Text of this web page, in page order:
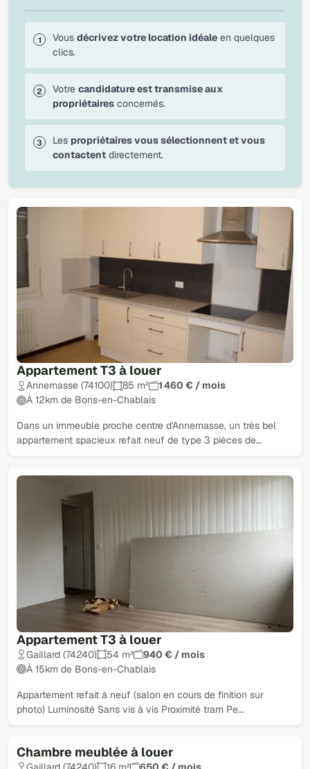
Appartement T3 à louer
Annemasse (74100) 85 m²
1 460 € / mois
À 12km de Bons-en-Chablais
Dans un immeuble proche centre d'Annemasse, un très bel
appartement spacieux refait neuf de type 3 pièces de…
Appartement T3 à louer
Gaillard (74240) 54 m²
940 € / mois
À 15km de Bons-en-Chablais
Appartement refait à neuf (salon en cours de finition sur
photo) Luminosité Sans vis à vis Proximité tram Pe…
Chambre meublée à louer
Vous décrivez votre location idéale en quelques
clics.
Votre candidature est transmise aux
propriétaires concernés.
Les propriétaires vous sélectionnent et vous
contactent directement.